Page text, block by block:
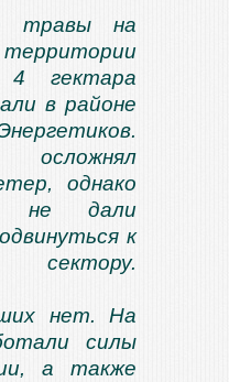
травы на
4 гектара
в районе
осложнял
однако
не дали
к
нет. На
силы
а также